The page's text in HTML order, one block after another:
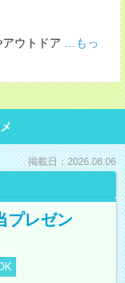
ウトドア ...もっ
掲載日：2026.08.06
プレゼン